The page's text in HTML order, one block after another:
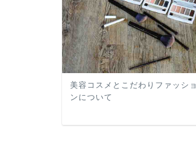
美容コスメとこだわりファッショ
ンについて